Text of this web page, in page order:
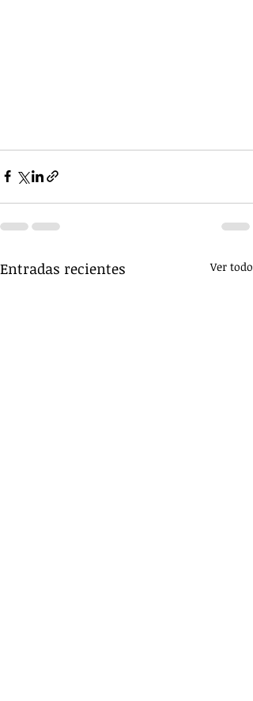
Entradas recientes Ver todo